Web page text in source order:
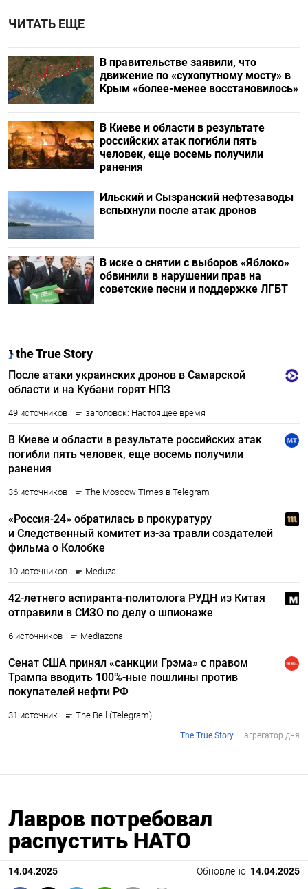
ЧИТАТЬ ЕЩЕ
В правительстве заявили, что
движение по «сухопутному мосту» в
Крым «более-менее восстановилось»
В Киеве и области в результате
российских атак погибли пять
человек, еще восемь получили
ранения
Ильский и Сызранский нефтезаводы
вспыхнули после атак дронов
В иске о снятии с выборов «Яблоко»
обвинили в нарушении прав на
советские песни и поддержке ЛГБТ
Лавров потребовал
распустить НАТО
14.04.2025 Обновлено: 14.04.2025